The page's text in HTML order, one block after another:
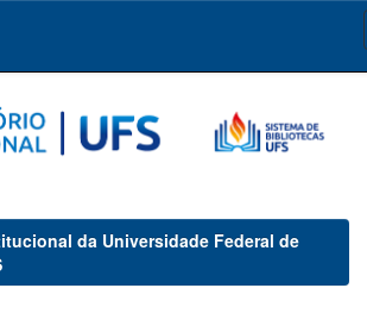
da Universidade Federal de